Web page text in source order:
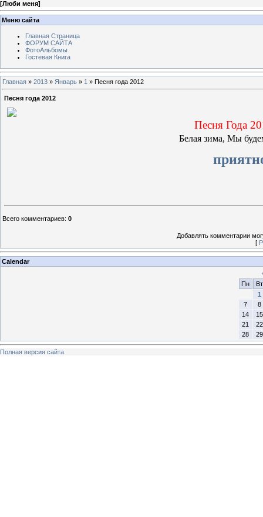
[Люби меня]
Меню сайта
Главная Страница
ФОРУМ САЙТА
ФотоАльбомы
Гостевая Книга
Главная » 2013 » Январь » 1 » Песня года 2012
Песня года 2012
Песня Года
Белая зима, Мы
Всего комментариев: 0
Добавлять комментарии
[
Calendar
Пн
Вт
1
7
8
14
15
21
22
28
29
Полная версия сайта